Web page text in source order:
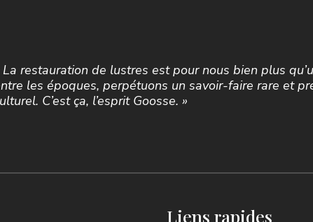
La restauration de lustres est pour nous bien plus
les époques, perpétuons un savoir-faire rare et
C’est ça, l’esprit Goosse. »
Liens rapides